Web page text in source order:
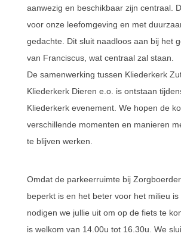
aanwezig en beschikbaar zijn centraal.
voor onze leefomgeving en met
gedachte. Dit sluit naadloos aan bij het
van Franciscus, wat centraal zal staan.
De samenwerking tussen Kliederkerk
Kliederkerk Dieren e.o. is ontstaan
Kliederkerk evenement. We hopen de
verschillende momenten en manieren
te blijven werken.
Omdat de parkeerruimte bij
beperkt is en het beter voor het milieu is
nodigen we jullie uit om op de fiets te
is welkom van 14.00u tot 16.30u. We